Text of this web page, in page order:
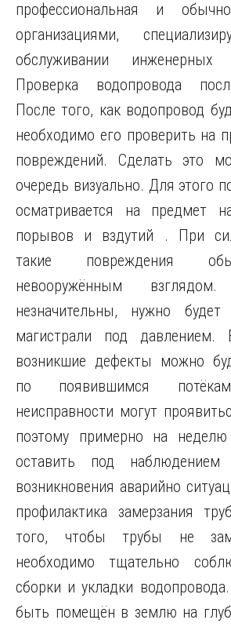
профессиональная и обычно
организациями,
обслуживании инженерных
Проверка водопровода
После того, как водопровод
необходимо его проверить на
повреждений. Сделать это
очередь визуально. Для этого
осматривается на предмет
порывов и вздутий . При
такие повреждения
невооружённым
незначительны, нужно будет
магистрали под давлением.
возникшие дефекты можно
по появившимся
неисправности могут
поэтому примерно на неделю
оставить под наблюдением
возникновения аварийно
профилактика замерзания
того, чтобы трубы не
необходимо тщательно
сборки и укладки
быть помещён в землю на